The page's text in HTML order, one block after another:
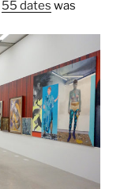
55 dates was